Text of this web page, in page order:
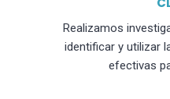
Realizamos
identificar y utilizar
efectivas